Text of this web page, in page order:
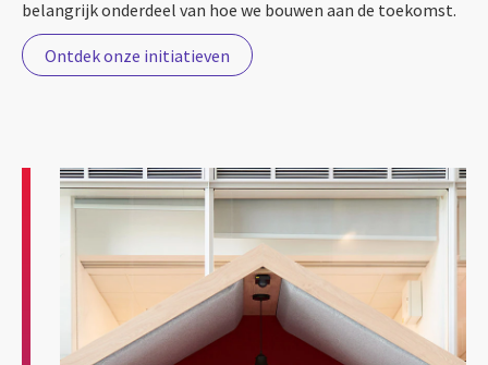
belangrijk onderdeel van hoe we bouwen aan de toekomst.
Ontdek onze initiatieven